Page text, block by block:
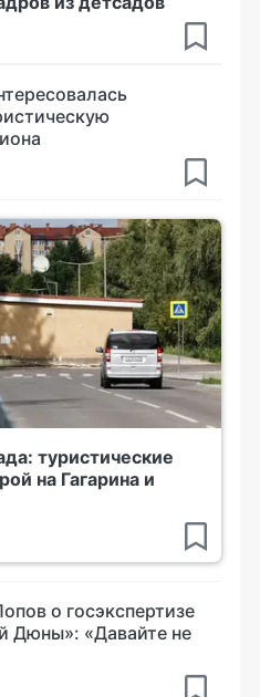
туристические
на Гагарина и
о госэкспертизе
Дюны»: «Давайте не